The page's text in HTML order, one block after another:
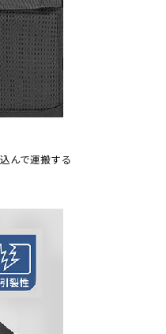
んで運搬する